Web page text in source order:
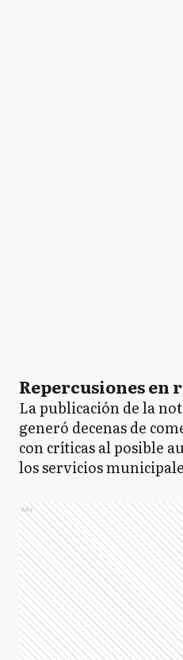
Repercusiones en
La publicación de la
generó decenas de
con críticas al posible
los servicios
Ads